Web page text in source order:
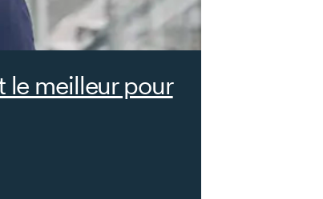
le meilleur pour